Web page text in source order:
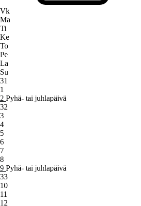
Vk
Ma
Ti
Ke
To
Pe
La
Su
31
1
2 Pyhä- tai juhlapäivä
32
3
4
5
6
7
8
9 Pyhä- tai juhlapäivä
33
10
11
12